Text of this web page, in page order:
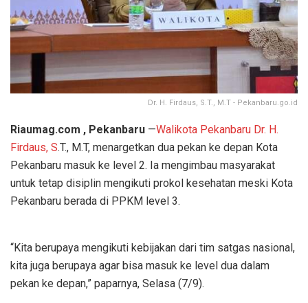
Dr. H. Firdaus, S.T., M.T - Pekanbaru.go.id
Riaumag.com , Pekanbaru —Walikota Pekanbaru Dr. H.
Firdaus, S.T., M.T, menargetkan dua pekan ke depan Kota
Pekanbaru masuk ke level 2. Ia mengimbau masyarakat
untuk tetap disiplin mengikuti prokol kesehatan meski Kota
Pekanbaru berada di PPKM level 3.
“Kita berupaya mengikuti kebijakan dari tim satgas nasional,
kita juga berupaya agar bisa masuk ke level dua dalam
pekan ke depan,” paparnya, Selasa (7/9).